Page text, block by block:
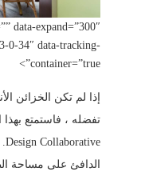
data-expand=”300″
0-34″ data-tracking-
container=”true”>
إذا لم تكن الخزائن
الدافئ على مساحة